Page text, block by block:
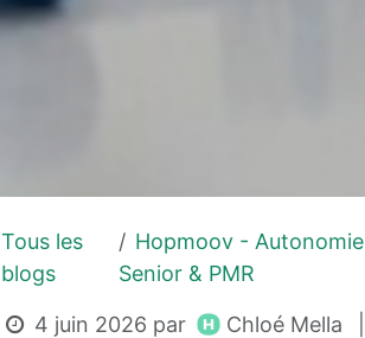
Tous les
blogs
Hopmoov - Autonomie
Senior & PMR
4 juin 2026 par Chloé Mella